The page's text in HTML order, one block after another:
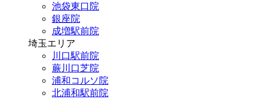
池袋東口院
銀座院
成増駅前院
埼玉エリア
川口駅前院
蕨川口芝院
浦和コルソ院
北浦和駅前院